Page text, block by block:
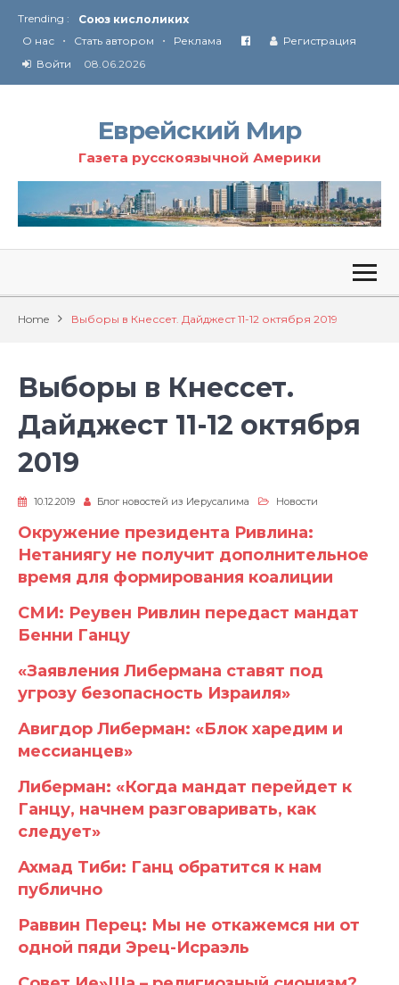
Trending :
Союз кислоликих
Соглашение США с Ираном
Технология Революции в Иране
О нас • Стать автором • Реклама
Регистрация
Войти
08.06.2026
Еврейский Мир
Газета русскоязычной Америки
Home Выборы в Кнессет. Дайджест 11-12 октября 2019
Выборы в Кнессет.
Дайджест 11-12 октября
2019
10.12.2019 Блог новостей из Иерусалима Новости
Окружение президента Ривлина:
Нетаниягу не получит дополнительное
время для формирования коалиции
СМИ: Реувен Ривлин передаст мандат
Бенни Ганцу
«Заявления Либермана ставят под
угрозу безопасность Израиля»
Авигдор Либерман: «Блок харедим и
мессианцев»
Либерман: «Когда мандат перейдет к
Ганцу, начнем разговаривать, как
следует»
Ахмад Тиби: Ганц обратится к нам
публично
Раввин Перец: Мы не откажемся ни от
одной пяди Эрец-Исраэль